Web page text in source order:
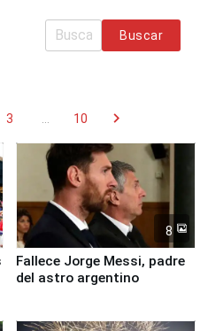
Buscar
3 10 chevron_right
8
Fallece Jorge Messi, padre
del astro argentino